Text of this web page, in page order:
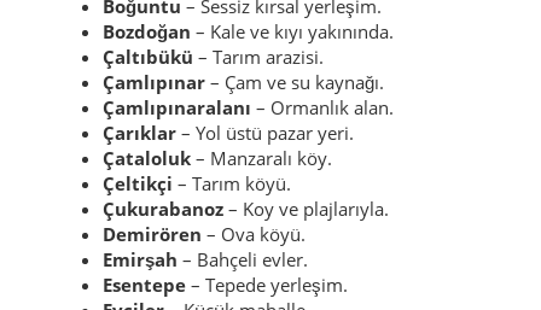
Boğuntu – Sessiz kırsal yerleşim.
Bozdoğan – Kale ve kıyı yakınında.
Çaltıbükü – Tarım arazisi.
Çamlıpınar – Çam ve su kaynağı.
Çamlıpınaralanı – Ormanlık alan.
Çarıklar – Yol üstü pazar yeri.
Çataloluk – Manzaralı köy.
Çeltikçi – Tarım köyü.
Çukurabanoz – Koy ve plajlarıyla.
Demirören – Ova köyü.
Emirşah – Bahçeli evler.
Esentepe – Tepede yerleşim.